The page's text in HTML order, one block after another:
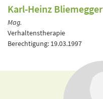
Karl-Heinz Bliemegger
Mag.
Verhaltenstherapie
Berechtigung: 19.03.1997